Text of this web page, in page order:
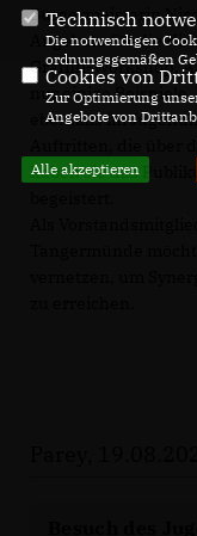
Bürgermeisterin
Angebote für die
Graffiti-Workshop,
nur einige Beispiele.
ebenfalls im
haben sie das
Technisch
Die notwendigen
ordnungsgemäßen
Cookies von
Zur Optimierung
Angebote von
Alle akzeptieren